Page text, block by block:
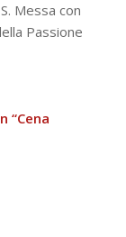
Messa con
Passione
“Cena